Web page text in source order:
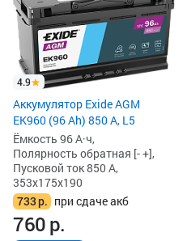
4.9
Аккумулятор Exide AGM
EK960 (96 Ah) 850 А, L5
Ёмкость 96 А·ч,
Полярность обратная [- +],
Пусковой ток 850 А,
353x175x190
733р. при сдаче акб
760р.